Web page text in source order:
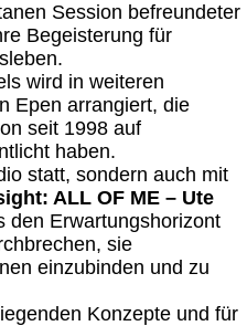
Session befreundeter
Begeisterung für
wird in weiteren
Epen arrangiert, die
seit 1998 auf
haben.
statt, sondern auch mit
ALLOF ME – Ute
den Erwartungshorizont
sie
einzubinden und zu
Konzepte und für